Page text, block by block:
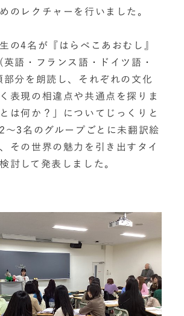
のレクチャーを行いました。
の4名が『はらぺこあおむし』
語・フランス語・ドイツ語・
部分を朗読し、それぞれの文化
表現の相違点や共通点を探りま
は何か？」についてじっくりと
〜3名のグループごとに未翻訳絵
その世界の魅力を引き出すタイ
討して発表しました。